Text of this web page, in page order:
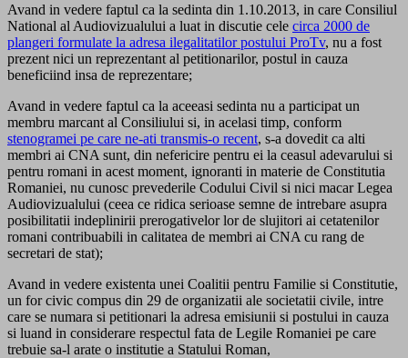
Avand in vedere faptul ca la sedinta din 1.10.2013, in care Consiliul
National al Audiovizualului a luat in discutie cele circa 2000 de
plangeri formulate la adresa ilegalitatilor postului ProTv, nu a fost
prezent nici un reprezentant al petitionarilor, postul in cauza
beneficiind insa de reprezentare;
Avand in vedere faptul ca la aceeasi sedinta nu a participat un
membru marcant al Consiliului si, in acelasi timp, conform
stenogramei pe care ne-ati transmis-o recent, s-a dovedit ca alti
membri ai CNA sunt, din nefericire pentru ei la ceasul adevarului si
pentru romani in acest moment, ignoranti in materie de Constitutia
Romaniei, nu cunosc prevederile Codului Civil si nici macar Legea
Audiovizualului (ceea ce ridica serioase semne de intrebare asupra
posibilitatii indeplinirii prerogativelor lor de slujitori ai cetatenilor
romani contribuabili in calitatea de membri ai CNA cu rang de
secretari de stat);
Avand in vedere existenta unei Coalitii pentru Familie si Constitutie,
un for civic compus din 29 de organizatii ale societatii civile, intre
care se numara si petitionari la adresa emisiunii si postului in cauza
si luand in considerare respectul fata de Legile Romaniei pe care
trebuie sa-l arate o institutie a Statului Roman,